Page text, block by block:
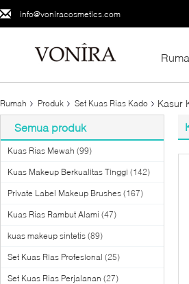
info@voniracosmetics.com
Rumah Produk Set Kuas Rias Kado Kasur
Semua produk
Kuas Rias Mewah (99)
Kuas Makeup Berkualitas Tinggi (142)
Private Label Makeup Brushes (167)
Kuas Rias Rambut Alami (47)
kuas makeup sintetis (89)
Set Kuas Rias Profesional (25)
Set Kuas Rias Perjalanan (27)